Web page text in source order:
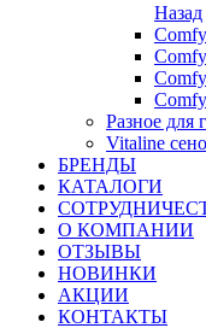
Назад
Разное для
Vitaline
БРЕНДЫ
КАТАЛОГИ
О КОМПАНИИ
ОТЗЫВЫ
НОВИНКИ
АКЦИИ
КОНТАКТЫ